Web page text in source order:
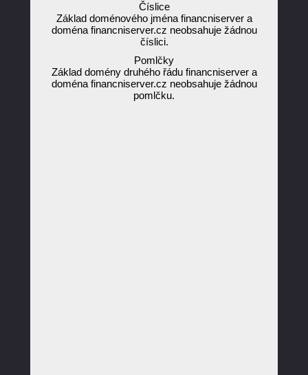
Číslice
Základ doménového jména financniserver a
doména financniserver.cz neobsahuje žádnou
číslici.
Pomlčky
Základ domény druhého řádu financniserver a
doména financniserver.cz neobsahuje žádnou
pomlčku.